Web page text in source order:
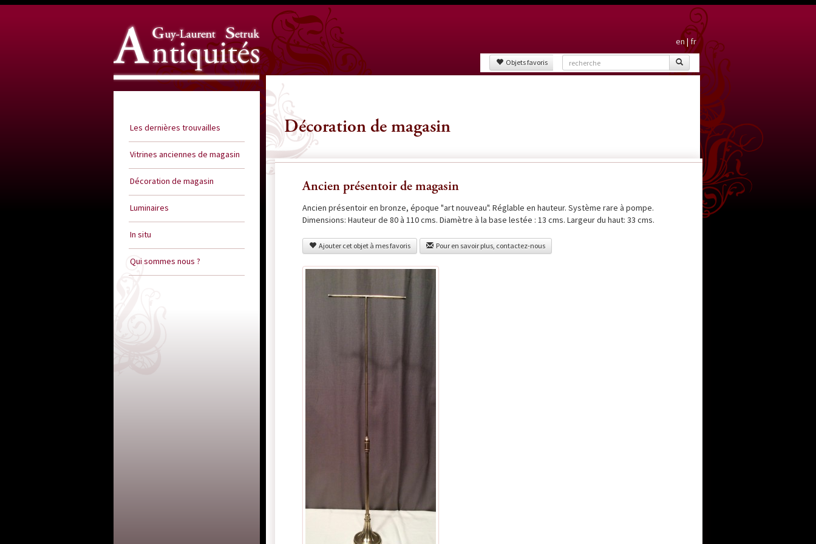
Les dernières trouvailles
Vitrines anciennes de magasin
Décoration de magasin
Luminaires
In situ
Qui sommes nous ?
en|fr
Objets favoris
Décoration de magasin
Ancien présentoir de magasin
Ancien présentoir en bronze, époque "art nouveau". Réglable en hauteur. Système rare à pompe.
Dimensions: Hauteur de 80 à 110 cms. Diamètre à la base lestée : 13 cms. Largeur du haut: 33 cms.
Ajouter cet objet à mes favoris Pour en savoir plus, contactez-nous